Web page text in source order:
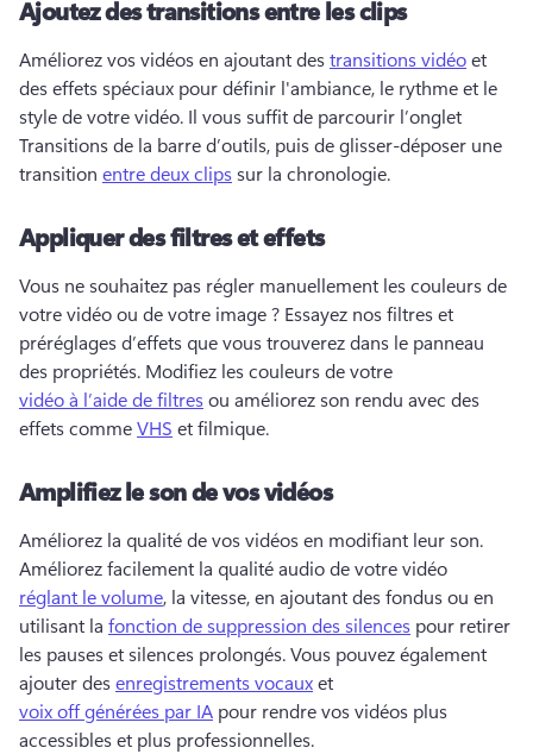
Ajoutez des transitions entre les clips
Améliorez vos vidéos en ajoutant des transitions vidéo et
des effets spéciaux pour définir l'ambiance, le rythme et le
style de votre vidéo. Il vous suffit de parcourir l’onglet
Transitions de la barre d’outils, puis de glisser-déposer une
transition entre deux clips sur la chronologie.
Appliquer des filtres et effets
Vous ne souhaitez pas régler manuellement les couleurs de
votre vidéo ou de votre image ? Essayez nos filtres et
préréglages d’effets que vous trouverez dans le panneau
des propriétés. Modifiez les couleurs de votre
vidéo à l’aide de filtres ou améliorez son rendu avec des
effets comme VHS et filmique.
Amplifiez le son de vos vidéos
Améliorez facilement la qualité audio de votre vidéo
réglant le volume, la vitesse, en ajoutant des fondus ou en
utilisant la fonction de suppression des silences pour retirer
les pauses et silences prolongés. Vous pouvez également
ajouter des enregistrements vocaux et
voix off générées par IA pour rendre vos vidéos plus
accessibles et plus professionnelles.